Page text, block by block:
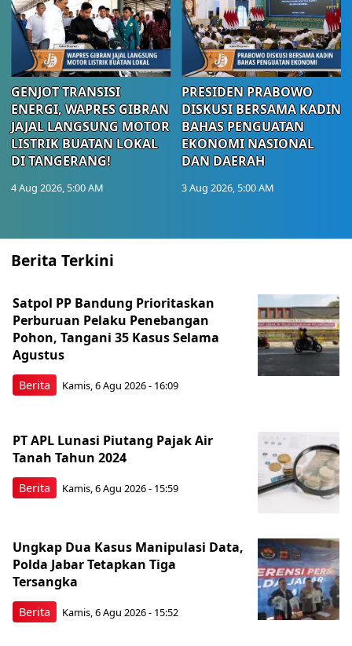
GENJOT TRANSISI
ENERGI, WAPRES GIBRAN
JAJAL LANGSUNG MOTOR
LISTRIK BUATAN LOKAL
DI TANGERANG!
4 Aug 2026, 5:00 AM
PRESIDEN PRABOWO
DISKUSI BERSAMA KADIN
BAHAS PENGUATAN
EKONOMI NASIONAL
DAN DAERAH
3 Aug 2026, 5:00 AM
Berita Terkini
Berita
Satpol PP Bandung Prioritaskan
Perburuan Pelaku Penebangan
Pohon, Tangani 35 Kasus Selama
Agustus
Kamis, 6 Agu 2026 - 16:09
Berita
PT APL Lunasi Piutang Pajak Air
Tanah Tahun 2024
Kamis, 6 Agu 2026 - 15:59
Berita
Ungkap Dua Kasus Manipulasi Data,
Polda Jabar Tetapkan Tiga
Tersangka
Kamis, 6 Agu 2026 - 15:52